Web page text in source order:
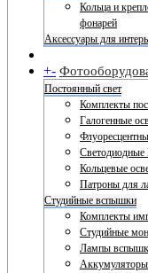
Кольца и
фонарей
Аксессуары для
+-
Постоянный свет
Комплекты
Галогенные
Светодиодные
Кольцевые
Патроны для
Студийные вспышки
Комплекты
Студийные
Лампы